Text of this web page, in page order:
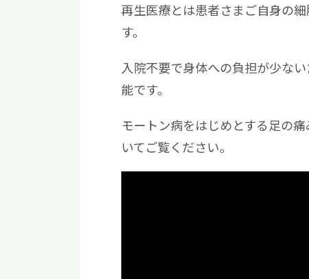
再生医療とは患者さまご自身の
す。
入院不要で身体への負担が少な
能です。
モートン病をはじめとする足の
いてご覧ください。